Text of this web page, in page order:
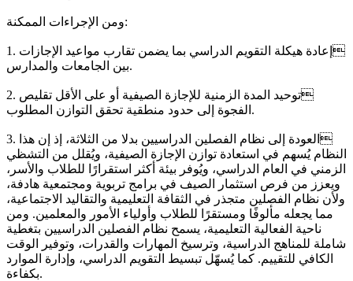
ومن الإجراءات الممكنة:
1. إعادة هيكلة التقويم الدراسي بما يضمن تقارب مواعيد الإجازات
بين الجامعات والمدارس.
2. توحيد المدة الزمنية للإجازة الصيفية أو على الأقل تقليص
الفجوة إلى حدود منطقية تحقق التوازن المطلوب.
3. العودة إلى نظام الفصلين الدراسيين بدلا من الثلاثة، إذ إن هذا
النظام يُسهم في استعادة توازن الإجازة الصيفية، ويُقلل من التشظي
الزمني في العام الدراسي، ويُوفر بيئة أكثر استقرارًا للطلاب والأسر،
ويعزز من فرص استثمار الصيف في برامج تربوية ومجتمعية هادفة،
ولأن نظام الفصلين متجذر في الثقافة التعليمية والتقاليد الاجتماعية،
مما يجعله مألوفًا ومستقرًا للطلاب وأولياء الأمور والمعلمين. ومن
ناحية الفعالية التعليمية، يسمح نظام الفصلين الدراسيين بتغطية
شاملة للمناهج الدراسية، وترسيخ المهارات والقدرات، وتوفير الوقت
الكافي للتقييم. كما يُسهّل تبسيط التقويم الدراسي، وإدارة الموارد
بكفاءة.